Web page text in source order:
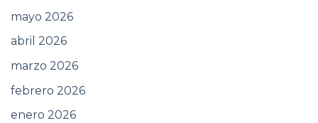
mayo 2026
abril 2026
marzo 2026
febrero 2026
enero 2026